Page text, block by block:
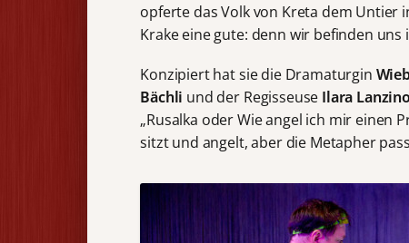
opferte das Volk von Kreta dem Untier
Krake eine gute: denn wir befinden
Konzipiert hat sie die Dramaturgin
Bächli und der Regisseuse Ilara
„Rusalka oder Wie angel ich mir einen
sitzt und angelt, aber die Metapher